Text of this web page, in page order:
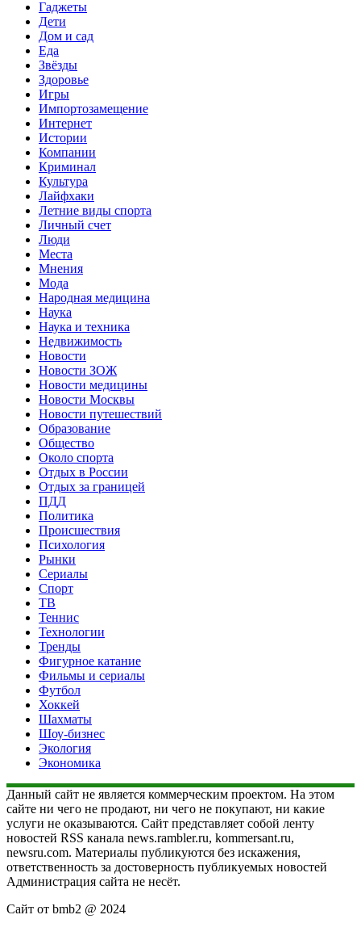
Гаджеты
Дети
Дом и сад
Еда
Звёзды
Здоровье
Игры
Импортозамещение
Интернет
Истории
Компании
Криминал
Культура
Лайфхаки
Летние виды спорта
Личный счет
Люди
Места
Мнения
Мода
Народная медицина
Наука
Наука и техника
Недвижимость
Новости
Новости ЗОЖ
Новости медицины
Новости Москвы
Новости путешествий
Образование
Общество
Около спорта
Отдых в России
Отдых за границей
ПДД
Политика
Происшествия
Психология
Рынки
Сериалы
Спорт
ТВ
Теннис
Технологии
Тренды
Фигурное катание
Фильмы и сериалы
Футбол
Хоккей
Шахматы
Шоу-бизнес
Экология
Экономика
Данный сайт не является коммерческим проектом. На этом
сайте ни чего не продают, ни чего не покупают, ни какие
услуги не оказываются. Сайт представляет собой ленту
новостей RSS канала news.rambler.ru, kommersant.ru,
newsru.com. Материалы публикуются без искажения,
ответственность за достоверность публикуемых новостей
Администрация сайта не несёт.
Сайт от bmb2 @ 2024